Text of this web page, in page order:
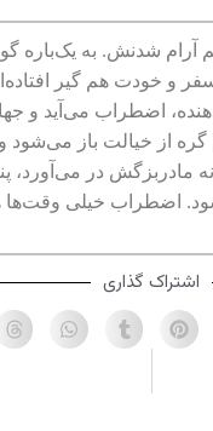
شدنش. به یک‌باره
و خودت هم گیر
اضطراب می‌آید و
گره از خیالت باز
در می‌آورد،
اضطراب خیلی وقت‌ها
اشتراک گذاری